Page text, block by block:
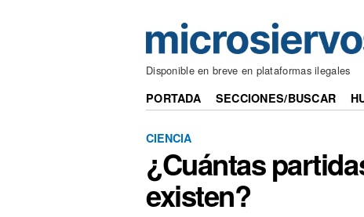
Disponible en breve en plataformas ilegales
PORTADA SECCIONES/BUSCAR
CIENCIA
¿Cuántas
existen?